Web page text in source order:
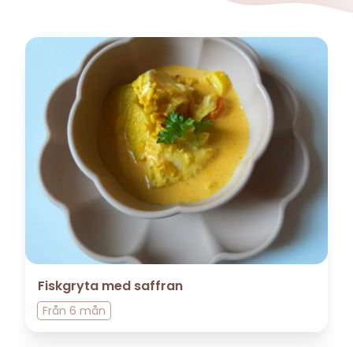
Fiskgryta med saffran
Från 6 mån